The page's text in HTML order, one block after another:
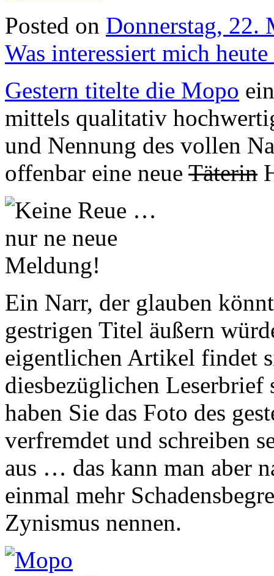
Posted on Donnerstag, 22.
Was interessiert mich
Gestern titelte die Mopo
mittels qualitativ
und Nennung des vollen
offenbar eine neue Täterin
Ein Narr, der glauben
gestrigen Titel äußern
eigentlichen Artikel findet
diesbezüglichen
haben Sie das Foto des
verfremdet und schreiben
aus … das kann man aber
einmal mehr
Zynismus nennen.